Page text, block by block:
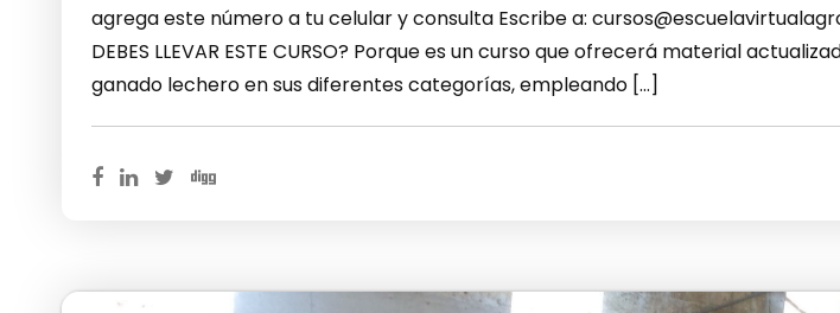
agrega este número a tu celular y consulta Escribe a:
DEBES LLEVAR ESTE CURSO? Porque es un curso que ofrecerá material
ganado lechero en sus diferentes categorías, empleando […]